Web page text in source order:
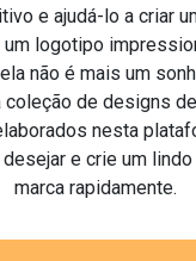
e ajudá-lo a criar
um logotipo
não é mais um
coleção de designs
nesta
e crie um
marca rapidamente.